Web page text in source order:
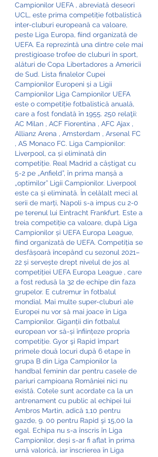
Campionilor UEFA , abreviată deseori
UCL, este prima competiție fotbalistică
inter-cluburi europeană ca valoare,
peste Liga Europa, fiind organizată de
UEFA. Ea reprezintă una dintre cele mai
prestigioase trofee de cluburi în sport,
alături de Copa Libertadores a Americii
de Sud. Lista finalelor Cupei
Campionilor Europeni și a Ligii
Campionilor Liga Campionilor UEFA
este o competiție fotbalistică anuală,
care a fost fondată în 1955. 250 relaţii:
AC Milan , ACF Fiorentina , AFC Ajax ,
Allianz Arena , Amsterdam , Arsenal FC
, AS Monaco FC. Liga Campionilor:
Liverpool, ca și eliminată din
competiție. Real Madrid a câștigat cu
5-2 pe „Anfield”, în prima manșă a
„optimilor” Ligii Campionilor. Liverpool
este ca și eliminată. În celălalt meci al
serii de marți, Napoli s-a impus cu 2-0
pe terenul lui Eintracht Frankfurt. Este a
treia competiție ca valoare, după Liga
Campionilor și UEFA Europa League,
fiind organizată de UEFA. Competiția se
desfășoară începând cu sezonul 2021–
22 și servește drept nivelul de jos al
competiției UEFA Europa League , care
a fost redusă la 32 de echipe din faza
grupelor. E cutremur în fotbalul
mondial. Mai multe super-cluburi ale
Europei nu vor să mai joace în Liga
Campionilor. Giganții din fotbalul
european vor să-și înființeze propria
competiție. Gyor şi Rapid împart
primele două locuri după 6 etape în
grupa B din Liga Campionilor la
handbal feminin dar pentru casele de
pariuri campioana României nici nu
există. Cotele sunt acordate ca la un
antrenament cu public al echipei lui
Ambros Martin, adică 1,10 pentru
gazde, 9. 00 pentru Rapid şi 15,00 la
egal. Echipa nu s-a înscris în Liga
Campionilor, deși s-ar fi aflat în prima
urnă valorică, iar înscrierea în Liga